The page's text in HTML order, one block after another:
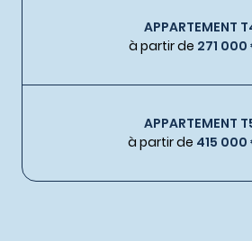
APPARTEMENT
à partir de 271 000
APPARTEMENT
à partir de 415 000